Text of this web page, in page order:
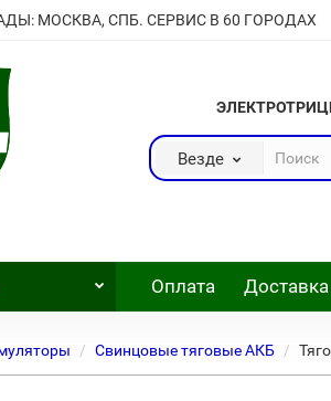
МОСКВА, СПБ. СЕРВИС В 60 ГОРОДАХ
Везде
Оплата Доставка
Свинцовые тяговые АКБ